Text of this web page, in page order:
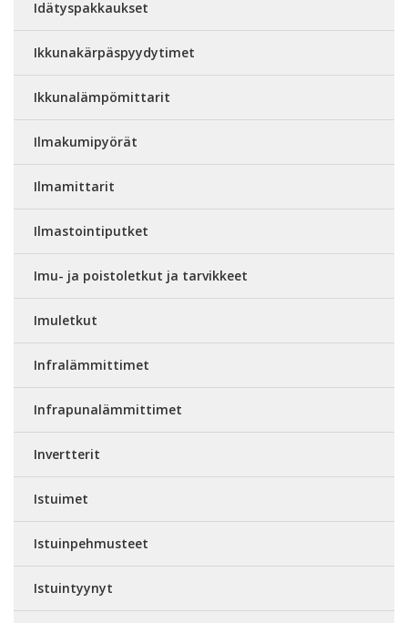
Idätyspakkaukset
Ikkunakärpäspyydytimet
Ikkunalämpömittarit
Ilmakumipyörät
Ilmamittarit
Ilmastointiputket
Imu- ja poistoletkut ja tarvikkeet
Imuletkut
Infralämmittimet
Infrapunalämmittimet
Invertterit
Istuimet
Istuinpehmusteet
Istuintyynyt